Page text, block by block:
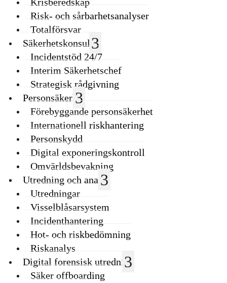
Risk- och sårbarhetsanalyser
Totalförsvar
Säkerhetskonsulter
Incidentstöd 24/7
Interim Säkerhetschef
Strategisk rådgivning
Personsäkerhet
Förebyggande personsäkerhet
Internationell riskhantering
Personskydd
Digital exponeringskontroll
Omvärldsbevakning
Utredning och analys
Utredningar
Visselblåsarsystem
Incidenthantering
Hot- och riskbedömning
Riskanalys
Digital forensisk utredning
Säker offboarding